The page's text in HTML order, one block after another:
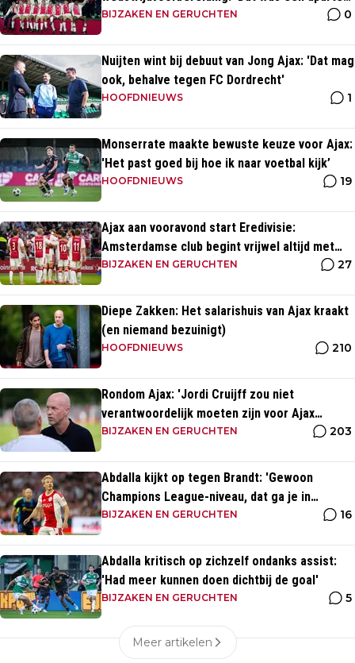
discipline, een ritme'
BIJZAKEN EN GERUCHTEN 0
Nuijten wint bij debuut van Jong Ajax: 'Dat mag
ook, behalve tegen FC Dordrecht'
HOOFDNIEUWS 1
Monserrate maakte bewuste keuze voor Ajax:
'Het past goed bij hoe ik naar voetbal kijk’
HOOFDNIEUWS 19
Ajax aan vooravond start Eredivisie:
Amsterdamse club begint vrijwel altijd met
zege
BIJZAKEN EN GERUCHTEN 27
Diepe Zakken: Het salarishuis van Ajax kraakt
(en niemand bezuinigt)
HOOFDNIEUWS 210
Rondom Ajax: 'Jordi Cruijff zou niet
verantwoordelijk moeten zijn voor Ajax
Vrouwen'
BIJZAKEN EN GERUCHTEN 203
Abdalla kijkt op tegen Brandt: 'Gewoon
Champions League-niveau, dat ga je in
wedstrijden ook zien'
BIJZAKEN EN GERUCHTEN 16
Abdalla kritisch op zichzelf ondanks assist:
'Had meer kunnen doen dichtbij de goal'
BIJZAKEN EN GERUCHTEN 5
Meer artikelen